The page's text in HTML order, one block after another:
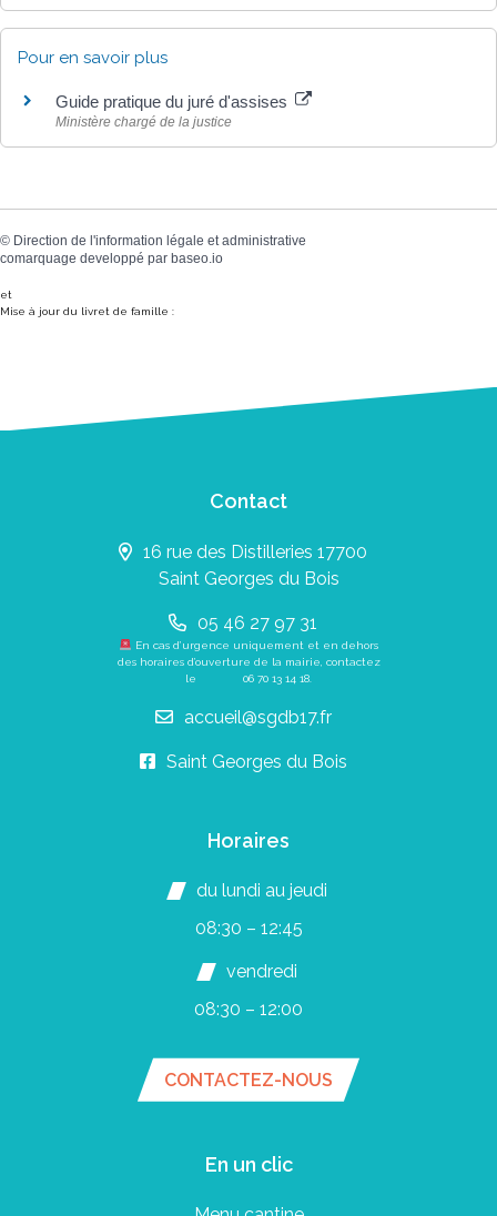
Pour en savoir plus
Guide pratique du juré d'assises
Ministère chargé de la justice
© Direction de l'information légale et administrative
comarquage developpé par baseo.io
et
Mise à jour du livret de famille :
Contact
16 rue des Distilleries 17700
Saint Georges du Bois
05 46 27 97 31
En cas d’urgence uniquement et en dehors
des horaires d’ouverture de la mairie, contactez
le 06 70 13 14 18.
accueil@sgdb17.fr
Saint Georges du Bois
Horaires
du lundi au jeudi
08:30 – 12:45
vendredi
08:30 – 12:00
CONTACTEZ-NOUS
En un clic